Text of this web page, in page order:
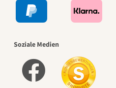
Soziale Medien